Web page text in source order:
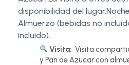
disponibilidad del
Almuerzo (bebidas no
incluido).
Visita: Visita
y Pan de Azúcar con